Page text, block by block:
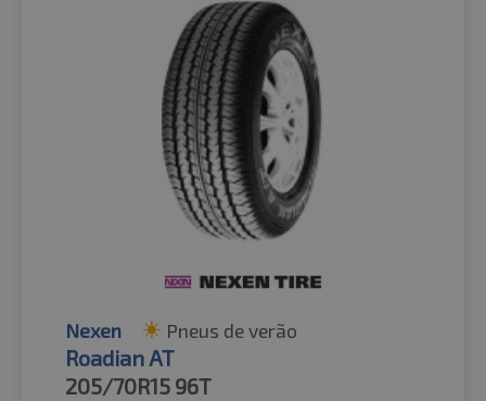
Nexen Pneus de verão
Roadian AT
205/70R15 96T